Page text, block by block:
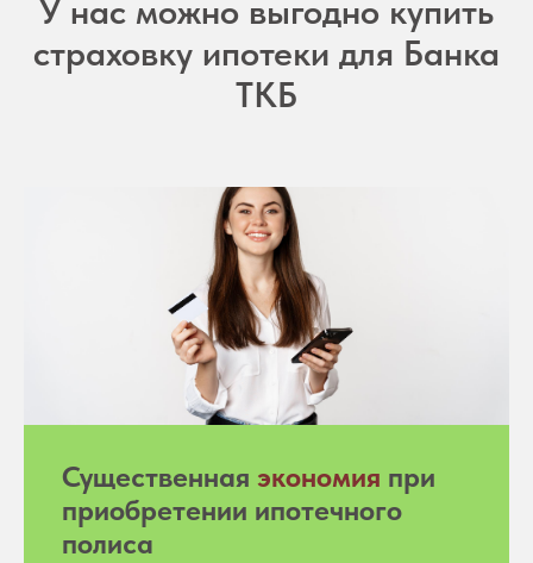
У нас можно выгодно купить
страховку ипотеки для Банка
ТКБ
Существенная экономия при
приобретении ипотечного
полиса